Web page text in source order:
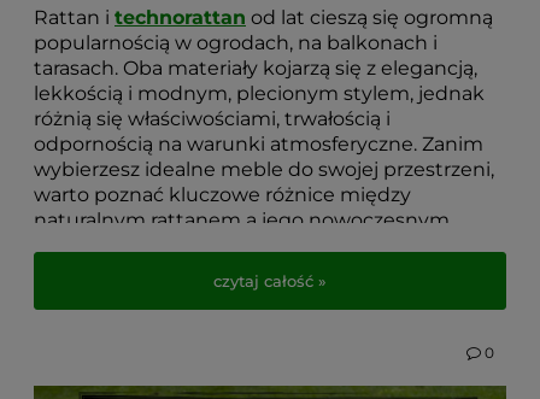
Rattan i technorattan od lat cieszą się ogromną
popularnością w ogrodach, na balkonach i
tarasach. Oba materiały kojarzą się z elegancją,
lekkością i modnym, plecionym stylem, jednak
różnią się właściwościami, trwałością i
odpornością na warunki atmosferyczne. Zanim
wybierzesz idealne meble do swojej przestrzeni,
warto poznać kluczowe różnice między
naturalnym rattanem a jego nowoczesnym
W tym artykule wyjaśniamy, czym się różnią,
jakie mają zalety, jak sprawdzają się w
ogrodu. Dzięki temu łatwiej podejmiesz
czytaj całość »
0